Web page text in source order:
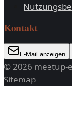
Kontakt
E-Mail anzeigen
©2026 meetup-
Sitemap